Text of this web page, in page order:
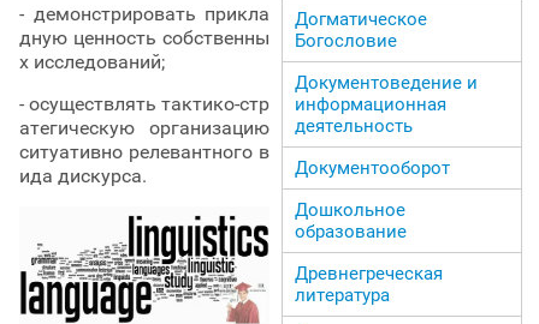
- демонстрировать прикла
дную ценность собственны
х исследований;
- осуществлять тактико-стр
атегическую организацию
ситуативно релевантного в
ида дискурса.
Догматическое
Богословие
Документоведение и
информационная
деятельность
Документооборот
Дошкольное
образование
Древнегреческая
литература